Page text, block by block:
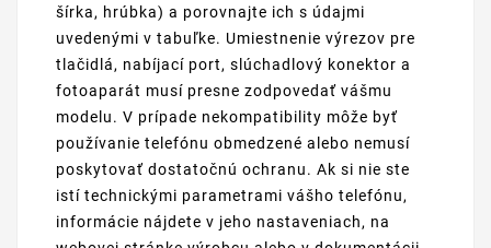
šírka, hrúbka) a porovnajte ich s údajmi
uvedenými v tabuľke. Umiestnenie výrezov pre
tlačidlá, nabíjací port, slúchadlový konektor a
fotoaparát musí presne zodpovedať vášmu
modelu. V prípade nekompatibility môže byť
používanie telefónu obmedzené alebo nemusí
poskytovať dostatočnú ochranu. Ak si nie ste
istí technickými parametrami vášho telefónu,
informácie nájdete v jeho nastaveniach, na